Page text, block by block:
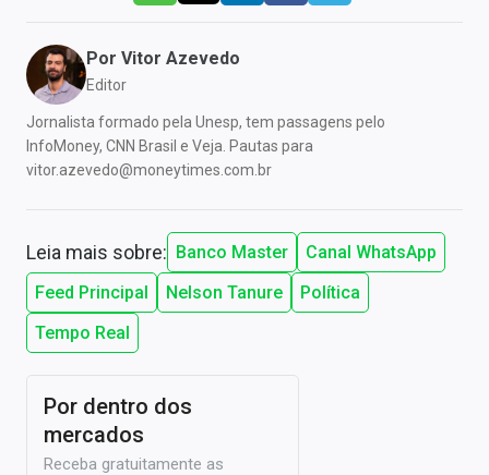
Por Vitor Azevedo
Editor
Jornalista formado pela Unesp, tem passagens pelo
InfoMoney, CNN Brasil e Veja. Pautas para
vitor.azevedo@moneytimes.com.br
Leia mais sobre: Banco Master
Canal WhatsApp
Feed Principal
Nelson Tanure
Política
Tempo Real
Por dentro dos
mercados
Receba gratuitamente as